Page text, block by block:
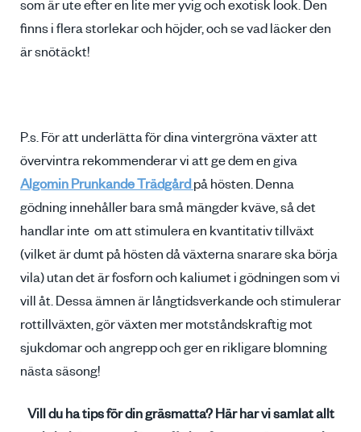
som är ute efter en lite mer yvig och exotisk look. Den
finns i flera storlekar och höjder, och se vad läcker den
är snötäckt!
P.s. För att underlätta för dina vintergröna växter att
övervintra rekommenderar vi att ge dem en giva
Algomin Prunkande Trädgårdpå hösten. Denna
gödning innehåller bara små mängder kväve, så det
handlar inte om att stimulera en kvantitativ tillväxt
(vilket är dumt på hösten då växterna snarare ska börja
vila) utan det är fosforn och kaliumet i gödningen som vi
vill åt. Dessa ämnen är långtidsverkande och stimulerar
rottillväxten, gör växten mer motståndskraftig mot
sjukdomar och angrepp och ger en rikligare blomning
nästa säsong!
Vill du ha tips för din gräsmatta? Här har vi samlat allt